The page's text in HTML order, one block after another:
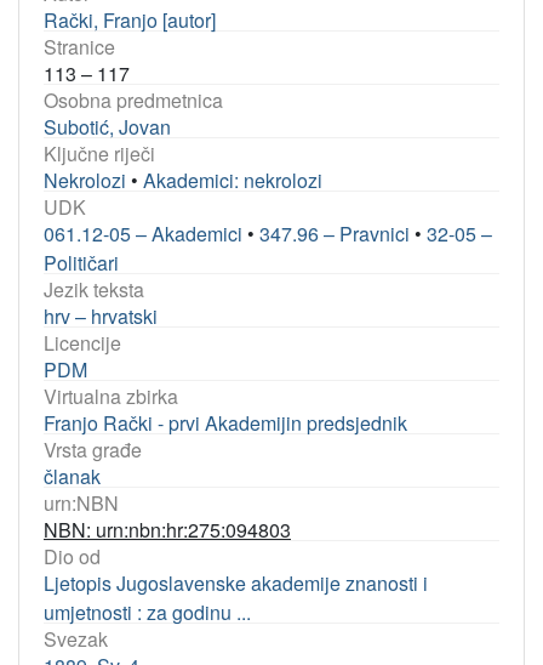
Rački, Franjo [autor]
Stranice
113 – 117
Osobna predmetnica
Subotić, Jovan
Ključne riječi
Nekrolozi • Akademici: nekrolozi
UDK
061.12-05 – Akademici • 347.96 – Pravnici • 32-05 –
Političari
Jezik teksta
hrv – hrvatski
Licencije
PDM
Virtualna zbirka
Franjo Rački - prvi Akademijin predsjednik
Vrsta građe
članak
urn:NBN
NBN: urn:nbn:hr:275:094803
Dio od
Ljetopis Jugoslavenske akademije znanosti i
umjetnosti : za godinu ...
Svezak